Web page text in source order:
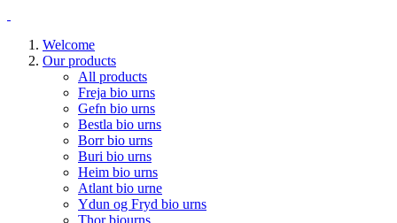
Welcome
Our products
All products
Freja bio urns
Gefn bio urns
Bestla bio urns
Borr bio urns
Buri bio urns
Heim bio urns
Atlant bio urne
Ydun og Fryd bio urns
Thor biourns